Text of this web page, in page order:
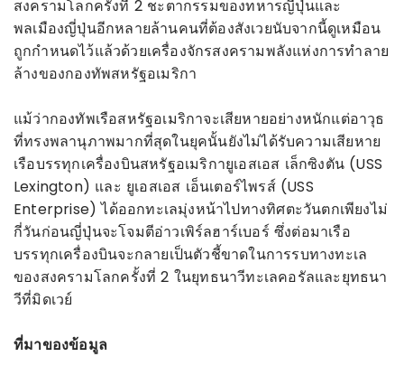
สงครามโลกครั้งที่ 2 ชะตากรรมของทหารญี่ปุ่นและ
พลเมืองญี่ปุ่นอีกหลายล้านคนที่ต้องสังเวยนับจากนี้ดูเหมือน
ถูกกำหนดไว้แล้วด้วยเครื่องจักรสงครามพลังแห่งการทำลาย
ล้างของกองทัพสหรัฐอเมริกา
แม้ว่ากองทัพเรือสหรัฐอเมริกาจะเสียหายอย่างหนักแต่อาวุธ
ที่ทรงพลานุภาพมากที่สุดในยุคนั้นยังไม่ได้รับความเสียหาย
เรือบรรทุกเครื่องบินสหรัฐอเมริกายูเอสเอส เล็กซิงตัน (USS
Lexington) และ ยูเอสเอส เอ็นเตอร์ไพรส์ (USS
Enterprise) ได้ออกทะเลมุ่งหน้าไปทางทิศตะวันตกเพียงไม่
กี่วันก่อนญี่ปุ่นจะโจมตีอ่าวเพิร์ลฮาร์เบอร์ ซึ่งต่อมาเรือ
บรรทุกเครื่องบินจะกลายเป็นตัวชี้ขาดในการรบทางทะเล
ของสงครามโลกครั้งที่ 2 ในยุทธนาวีทะเลคอรัลและยุทธนา
วีที่มิดเวย์
ที่มาของข้อมูล